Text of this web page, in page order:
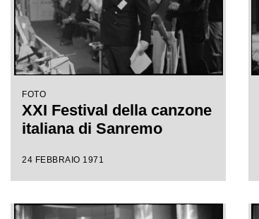
FOTO
XXI Festival della canzone
italiana di Sanremo
24 FEBBRAIO 1971